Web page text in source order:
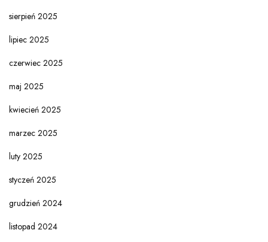
sierpień 2025
lipiec 2025
czerwiec 2025
maj 2025
kwiecień 2025
marzec 2025
luty 2025
styczeń 2025
grudzień 2024
listopad 2024